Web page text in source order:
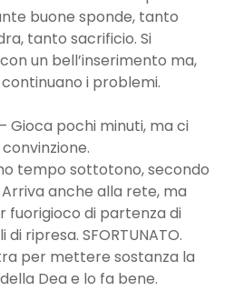
buone sponde, tanto
tanto sacrificio. Si
un bell’inserimento ma,
i problemi.
Gioca pochi minuti, ma ci
tempo sottotono, secondo
anche alla rete, ma
fuorigioco di partenza di
ripresa. SFORTUNATO.
per mettere sostanza la
Dea e lo fa bene.